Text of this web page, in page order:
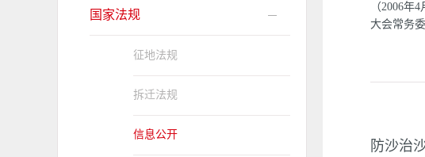
国家法规
征地法规
拆迁法规
信息公开
（2006
大会常务
要求。第
防沙治